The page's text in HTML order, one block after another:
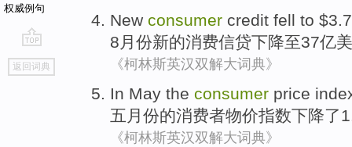
权威例句
go
top
返回词典
New consumer credit fell to
8 月份新的消费信贷下降至37亿
《柯林斯英汉双解大词典》
In May the consumer price
五月份的消费者物价指数下降了
《柯林斯英汉双解大词典》